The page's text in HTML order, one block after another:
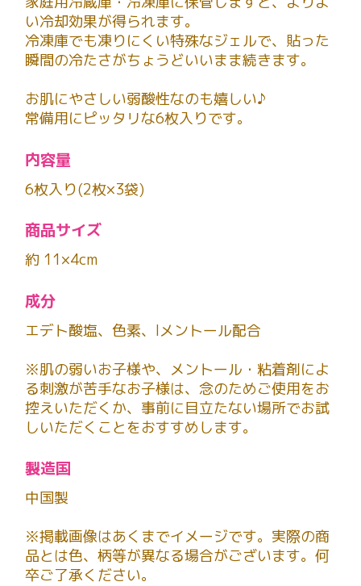
い冷却効果が得られます。
冷凍庫でも凍りにくい特殊なジェルで、貼った
瞬間の冷たさがちょうどいいまま続きます。
お肌にやさしい弱酸性なのも嬉しい♪
常備用にピッタリな6枚入りです。
内容量
6枚入り(2枚×3袋)
商品サイズ
約 11×4cm
成分
エデト酸塩、色素、lメントール配合
※肌の弱いお子様や、メントール・粘着剤によ
る刺激が苦手なお子様は、念のためご使用をお
控えいただくか、事前に目立たない場所でお試
しいただくことをおすすめします。
製造国
中国製
※掲載画像はあくまでイメージです。実際の商
品とは色、柄等が異なる場合がございます。何
卒ご了承ください。